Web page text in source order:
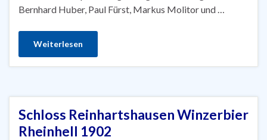
Bernhard Huber, Paul Fürst, Markus Molitor und …
Weiterlesen
Schloss Reinhartshausen Winzerbier
Rheinhell 1902